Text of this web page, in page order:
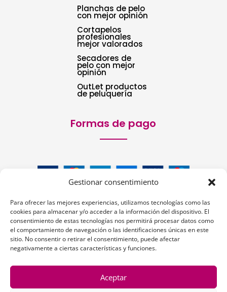
Gestionar consentimiento
Para ofrecer las mejores experiencias, utilizamos tecnologías como las
cookies para almacenar y/o acceder a la información del dispositivo. El
consentimiento de estas tecnologías nos permitirá procesar datos como
el comportamiento de navegación o las identificaciones únicas en este
sitio. No consentir o retirar el consentimiento, puede afectar
negativamente a ciertas características y funciones.
Aceptar
Planchas de pelo
con mejor opinión
Cortapelos
profesionales
mejor valorados
Secadores de
pelo con mejor
opinión
OutLet productos
de peluquería
Formas de pago
Siguenos: